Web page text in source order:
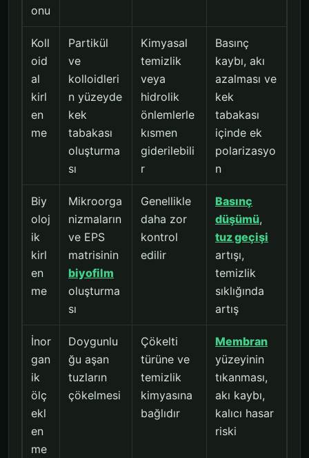
onu
Koll
oid
al
kirl
en
me
Partikül
ve
kolloidleri
n yüzeyde
kek
tabakası
oluşturma
sı
Kimyasal
temizlik
veya
hidrolik
önlemlerle
kısmen
giderilebili
r
Basınç
kaybı, akı
azalması ve
kek
tabakası
içinde ek
polarizasyo
n
Biy
oloj
ik
kirl
en
me
Mikroorga
nizmaların
ve EPS
matrisinin
biyofilm
oluşturma
sı
Genellikle
daha zor
kontrol
edilir
Basınç
düşümü,
tuz geçişi
artışı,
temizlik
sıklığında
artış
İnor
gan
ik
ölç
ekl
en
me
Doygunlu
ğu aşan
tuzların
çökelmesi
Çökelti
türüne ve
temizlik
kimyasına
bağlıdır
Membran
yüzeyinin
tıkanması,
akı kaybı,
kalıcı hasar
riski